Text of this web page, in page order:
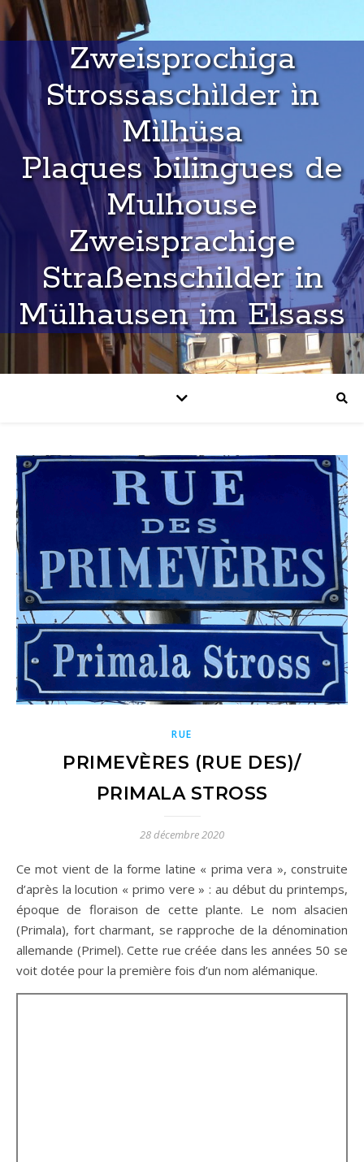
Zweisprochiga
Strossaschìlder ìn
Mìlhüsa
Plaques bilingues de
Mulhouse
Zweisprachige
Straßenschilder in
Mülhausen im Elsass
RUE
PRIMEVÈRES (RUE DES)/
PRIMALA STROSS
28 décembre 2020
Ce mot vient de la forme latine « prima vera », construite
d’après la locution « primo vere » : au début du printemps,
époque de floraison de cette plante. Le nom alsacien
(Primala), fort charmant, se rapproche de la dénomination
allemande (Primel). Cette rue créée dans les années 50 se
voit dotée pour la première fois d’un nom alémanique.